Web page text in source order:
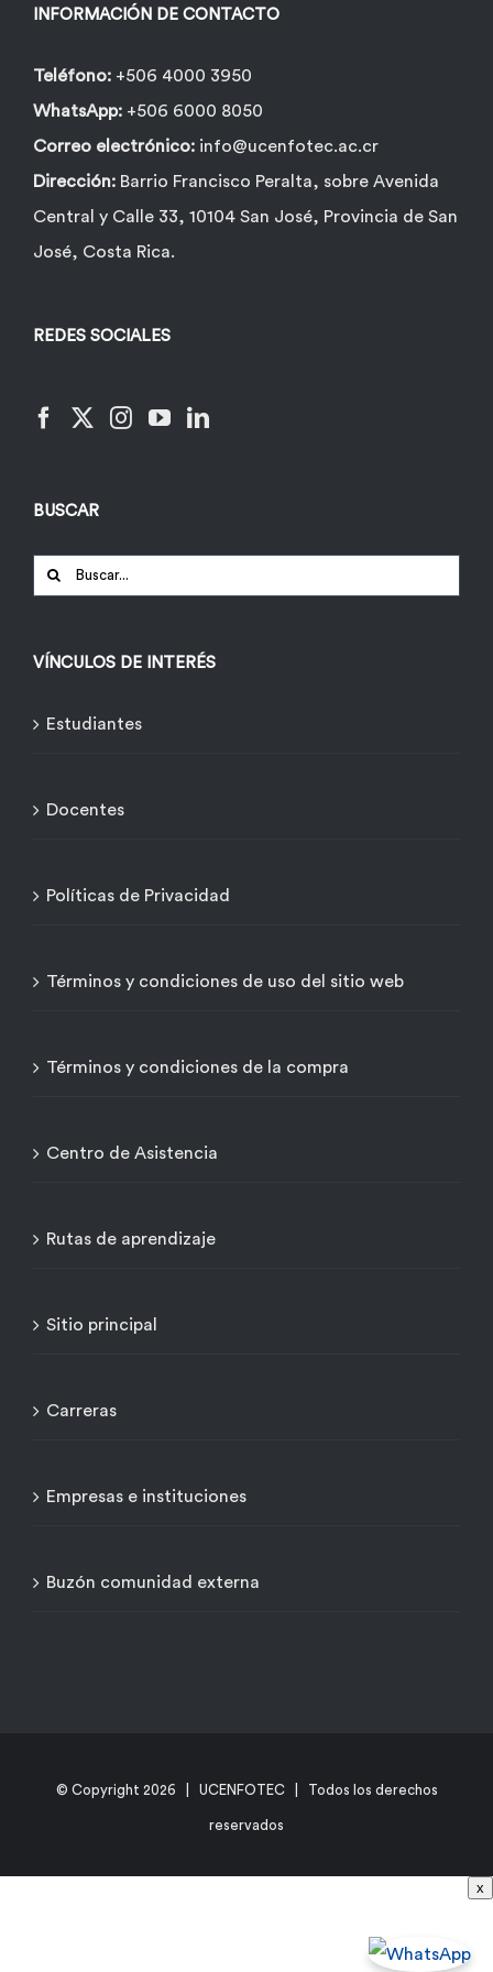
de
producto
INFORMACIÓN DE CONTACTO
Teléfono: +506 4000 3950
WhatsApp: +506 6000 8050
Correo electrónico: info@ucenfotec.ac.cr
Dirección: Barrio Francisco Peralta, sobre Avenida
Central y Calle 33, 10104 San José, Provincia de San
José, Costa Rica.
REDES SOCIALES
BUSCAR
Buscar:
VÍNCULOS DE INTERÉS
Estudiantes
Docentes
Políticas de Privacidad
Términos y condiciones de uso del sitio web
Términos y condiciones de la compra
Centro de Asistencia
Rutas de aprendizaje
Sitio principal
Carreras
Empresas e instituciones
Buzón comunidad externa
© Copyright 2026 | UCENFOTEC | Todos los derechos
reservados
x